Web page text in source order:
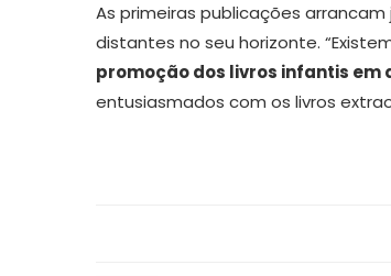
As primeiras publicações
distantes no seu horizonte.
promoção dos livros infantis em
entusiasmados com os livros